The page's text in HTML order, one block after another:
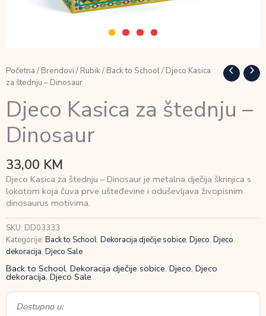
Početna / Brendovi / Rubik/ Back to School/ Djeco Kasica
za štednju – Dinosaur
Djeco Kasica za štednju –
Dinosaur
33,00 KM
Djeco Kasica za štednju – Dinosaur je metalna dječija škrinjica s
lokotom koja čuva prve ušteđevine i oduševljava živopisnim
dinosaurus motivima.
SKU: DD03333
Kategorije: Back to School, Dekoracija dječije sobice, Djeco, Djeco
dekoracija, Djeco Sale
Back to School, Dekoracija dječije sobice, Djeco, Djeco
dekoracija, Djeco Sale
Dostupno u: